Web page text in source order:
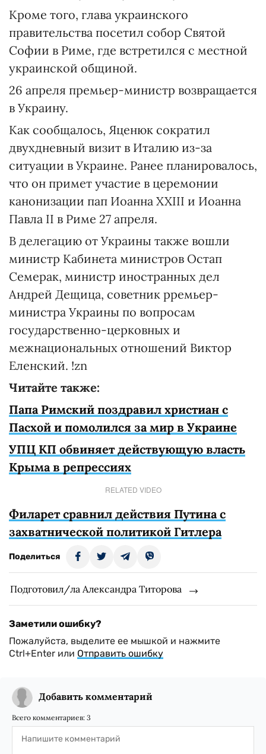
Кроме того, глава украинского
правительства посетил собор Святой
Софии в Риме, где встретился с местной
украинской общиной.
26 апреля премьер-министр возвращается
в Украину.
Как сообщалось, Яценюк сократил
двухдневный визит в Италию из-за
ситуации в Украине. Ранее планировалось,
что он примет участие в церемонии
канонизации пап Иоанна XXIII и Иоанна
Павла II в Риме 27 апреля.
В делегацию от Украины также вошли
министр Кабинета министров Остап
Семерак, министр иностранных дел
Андрей Дещица, советник рремьер-
министра Украины по вопросам
государственно-церковных и
межнациональных отношений Виктор
Еленский. !zn
Читайте также:
Папа Римский поздравил христиан с
Пасхой и помолился за мир в Украине
УПЦ КП обвиняет действующую власть
Крыма в репрессиях
RELATED VIDEO
Филарет сравнил действия Путина с
захватнической политикой Гитлера
Поделиться
Подготовил/ла Александра Титорова
Заметили ошибку?
Пожалуйста, выделите ее мышкой и нажмите
Ctrl+Enter или Отправить ошибку
Добавить комментарий
Всего комментариев: 3